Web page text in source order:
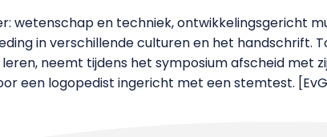
wetenschap en techniek, ontwikkelingsgericht
in verschillende culturen en het handschrift.
neemt tijdens het symposium afscheid met
een logopedist ingericht met een stemtest.